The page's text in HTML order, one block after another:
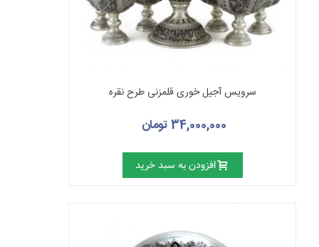
سرویس آجیل خوری قلمزنی طرح نقره
34,000,000 تومان
افزودن به سبد خرید